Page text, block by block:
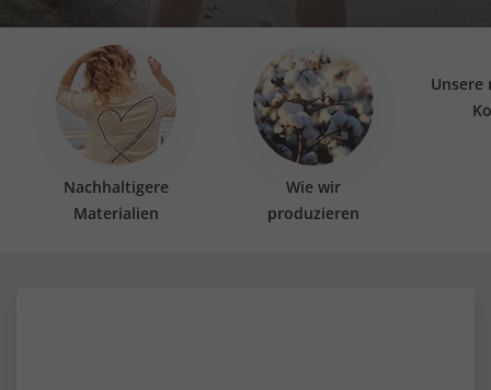
Nachhaltigere
Materialien
Wie wir
produzieren
Unsere